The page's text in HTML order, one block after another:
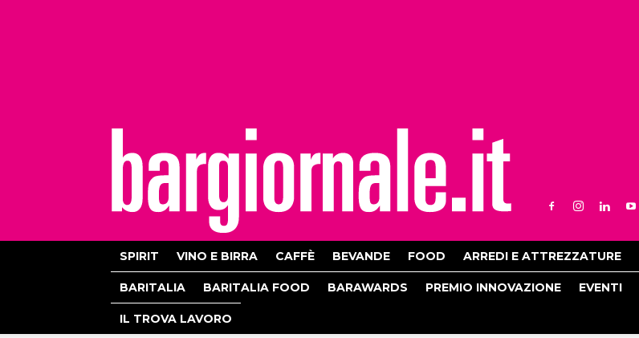
SPIRIT VINO E BIRRA CAFFÈ BEVANDE FOOD ARREDI E ATTREZZATURE
BARITALIA BARITALIA FOOD BARAWARDS PREMIO INNOVAZIONE EVENTI
IL TROVA LAVORO